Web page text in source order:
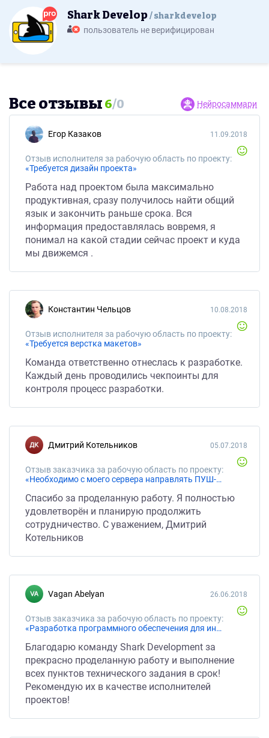
Shark Develop sharkdevelop
пользователь не верифицирован
Все отзывы 6/0 Нейросаммари
Егор Казаков
Отзыв исполнителя за рабочую область по проекту:
«Требуется дизайн проекта»
11.09.2018
Работа над проектом была максимально
продуктивная, сразу получилось найти общий
язык и закончить раньше срока. Вся
информация предоставлялась вовремя, я
понимал на какой стадии сейчас проект и куда
мы движемся .
Константин Чельцов
Отзыв исполнителя за рабочую область по проекту:
«Требуется верстка макетов»
10.08.2018
Команда ответственно отнеслась к разработке.
Каждый день проводились чекпоинты для
контроля процесс разработки.
Дмитрий Котельников
Отзыв заказчика за рабочую область по проекту:
«Необходимо с моего сервера направлять ПУШ-уведомления на мое iOS и Android мобильное приложение»
05.07.2018
Спасибо за проделанную работу. Я полностью
удовлетворён и планирую продолжить
сотрудничество. С уважением, Дмитрий
Котельников
Vagan Abelyan
Отзыв заказчика за рабочую область по проекту:
«Разработка программного обеспечения для инвест. фонда»
26.06.2018
Благодарю команду Shark Development за
прекрасно проделанную работу и выполнение
всех пунктов технического задания в срок!
Рекомендую их в качестве исполнителей
проектов!